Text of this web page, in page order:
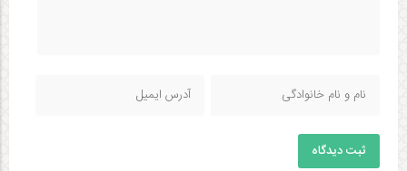
ثبت دیدگاه